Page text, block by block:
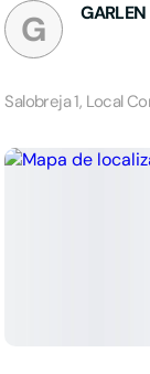
G
Salobreja 1, Local